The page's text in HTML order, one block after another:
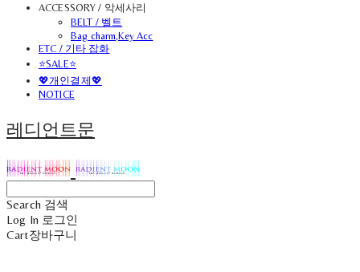
ACCESSORY / 악세사리
BELT / 벨트
Bag charm,Key Acc
ETC / 기타 잡화
⭐SALE⭐
💖개인결제💖
NOTICE
레디언트문
Search 검색
Log In 로그인
Cart장바구니